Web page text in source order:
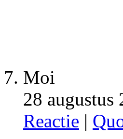
Moi
28
Reactie |